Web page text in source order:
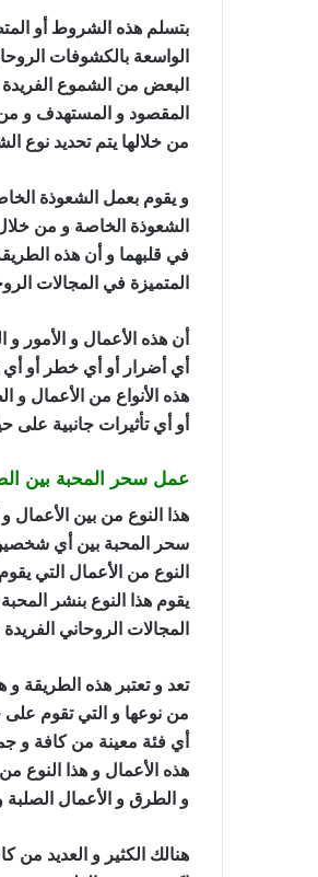
بتسلم هذه الشروط أو
الواسعة بالكشوفات
البعض من الشموع
المقصود و المستهدف و من
من خلالها يتم تحديد نوع
و يقوم بعمل الشعوذة
الشعوذة الخاصة و من خلال
في قلبهما و أن هذه
المتميزة في المجالات
أن هذه الأعمال و الأمور
أي أضرار أو أي خطر أو
هذه الأنواع من الأعمال و
أو أي تأثيرات جانبية
عمل سحر المحبة بين
هذا النوع من بين الأعمال
سحر المحبة بين أي شخصين
النوع من الأعمال التي
يقوم هذا النوع بنشر
المجالات الروحاني
تعد و تعتبر هذه الطريقة و
من نوعها و التي تقوم على
أي فئة معينة من كافة و
هذه الأعمال و هذا النوع
و الطرق و الأعمال الصلبة
هنالك الكثير و العديد من